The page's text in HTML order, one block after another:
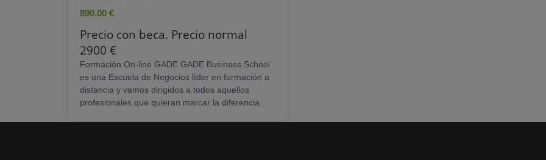
890.00 €
Precio con beca. Precio normal
2900 €
Formación On-line GADE GADE Business School
es una Escuela de Negocios líder en formación a
distancia y vamos dirigidos a todos aquellos
profesionales que quieran marcar la diferencia